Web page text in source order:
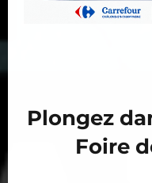
Plongez
Foire